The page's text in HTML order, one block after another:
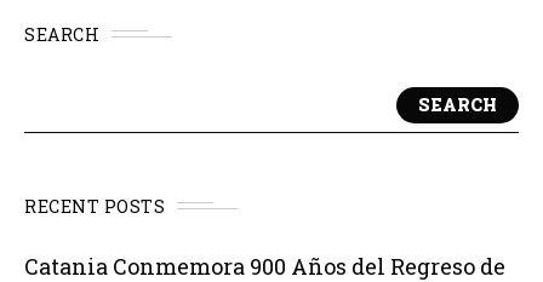
SEARCH
SEARCH
RECENT POSTS
Catania Conmemora 900 Años del Regreso de